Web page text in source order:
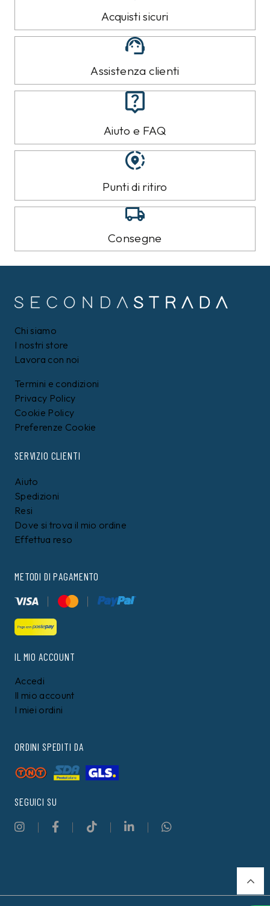
Acquisti sicuri
Assistenza clienti
Aiuto e FAQ
Punti di ritiro
Consegne
Chi siamo
I nostri store
Lavora con noi
Termini e condizioni
Privacy Policy
Cookie Policy
Preferenze Cookie
SERVIZIO CLIENTI
Aiuto
Spedizioni
Resi
Dove si trova il mio ordine
Effettua reso
METODI DI PAGAMENTO
IL MIO ACCOUNT
Accedi
Il mio account
I miei ordini
ORDINI SPEDITI DA
SEGUICI SU